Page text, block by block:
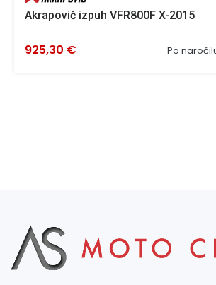
Akrapovič izpuh VFR800F X-2015
Po
925,30 €